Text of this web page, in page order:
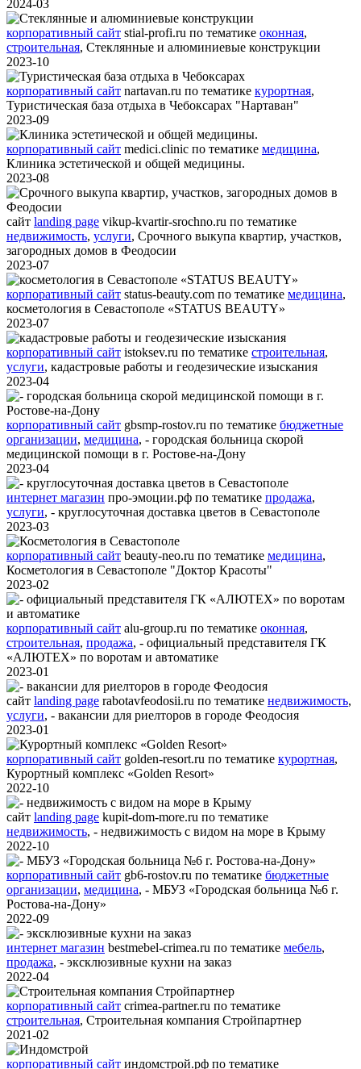
2024-03
корпоративный сайт stial-profi.ru по тематике оконная,
строительная, Стеклянные и алюминиевые конструкции
2023-10
корпоративный сайт nartavan.ru по тематике курортная,
Туристическая база отдыха в Чебоксарах "Нартаван"
2023-09
корпоративный сайт medici.clinic по тематике медицина,
Клиника эстетической и общей медицины.
2023-08
сайт landing page vikup-kvartir-srochno.ru по тематике
недвижимость, услуги, Срочного выкупа квартир, участков,
загородных домов в Феодосии
2023-07
корпоративный сайт status-beauty.com по тематике медицина,
косметология в Севастополе «STATUS BEAUTY»
2023-07
корпоративный сайт istoksev.ru по тематике строительная,
услуги, кадастровые работы и геодезические изыскания
2023-04
корпоративный сайт gbsmp-rostov.ru по тематике бюджетные
организации, медицина, - городская больница скорой
медицинской помощи в г. Ростове-на-Дону
2023-04
интернет магазин про-эмоции.рф по тематике продажа,
услуги, - круглосуточная доставка цветов в Севастополе
2023-03
корпоративный сайт beauty-neo.ru по тематике медицина,
Косметология в Севастополе "Доктор Красоты"
2023-02
корпоративный сайт alu-group.ru по тематике оконная,
строительная, продажа, - официальный представителя ГК
«АЛЮТЕХ» по воротам и автоматике
2023-01
сайт landing page rabotavfeodosii.ru по тематике недвижимость,
услуги, - вакансии для риелторов в городе Феодосия
2023-01
корпоративный сайт golden-resort.ru по тематике курортная,
Курортный комплекс «Golden Resort»
2022-10
сайт landing page kupit-dom-more.ru по тематике
недвижимость, - недвижимость с видом на море в Крыму
2022-10
корпоративный сайт gb6-rostov.ru по тематике бюджетные
организации, медицина, - МБУЗ «Городская больница №6 г.
Ростова-на-Дону»
2022-09
интернет магазин bestmebel-crimea.ru по тематике мебель,
продажа, - эксклюзивные кухни на заказ
2022-04
корпоративный сайт crimea-partner.ru по тематике
строительная, Строительная компания Стройпартнер
2021-02
корпоративный сайт индомстрой.рф по тематике